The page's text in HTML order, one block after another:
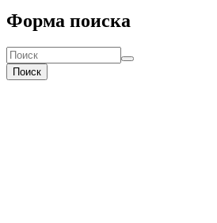
Форма поиска
Поиск